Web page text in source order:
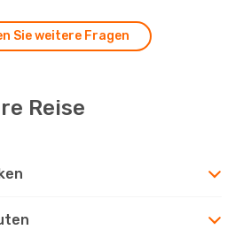
Sie weitere Fragen
Reise